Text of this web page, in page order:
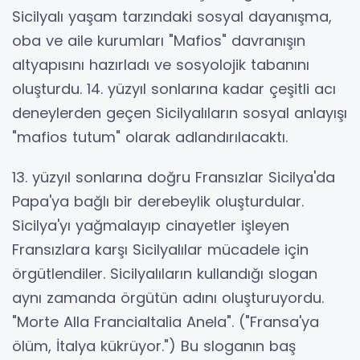
Sicilyalı yaşam tarzındaki sosyal dayanışma,
oba ve aile kurumları "Mafios" davranışın
altyapısını hazırladı ve sosyolojik tabanını
oluşturdu. 14. yüzyıl sonlarına kadar çeşitli acı
deneylerden geçen Sicilyalıların sosyal anlayışı
"mafios tutum" olarak adlandırılacaktı.
13. yüzyıl sonlarına doğru Fransızlar Sicilya'da
Papa'ya bağlı bir derebeylik oluşturdular.
Sicilya'yı yağmalayıp cinayetler işleyen
Fransızlara karşı Sicilyalılar mücadele için
örgütlendiler. Sicilyalıların kullandığı slogan
aynı zamanda örgütün adını oluşturuyordu.
"Morte Alla Francialtalia Anela". ("Fransa'ya
ölüm, İtalya kükrüyor.") Bu sloganın baş